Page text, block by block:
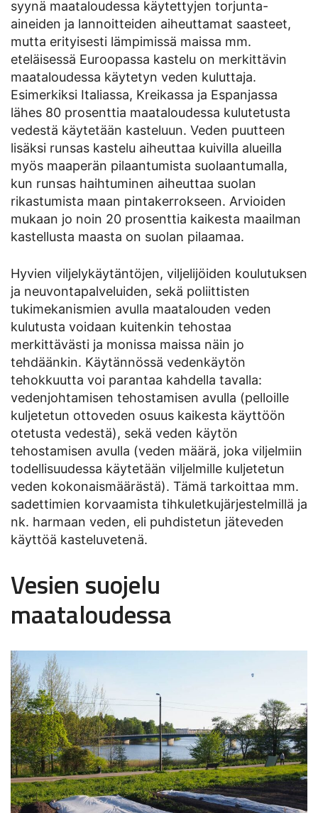
syynä maataloudessa käytettyjen torjunta-
aineiden ja lannoitteiden aiheuttamat saasteet,
mutta erityisesti lämpimissä maissa mm.
eteläisessä Euroopassa kastelu on merkittävin
maataloudessa käytetyn veden kuluttaja.
Esimerkiksi Italiassa, Kreikassa ja Espanjassa
lähes 80 prosenttia maataloudessa kulutetusta
vedestä käytetään kasteluun. Veden puutteen
lisäksi runsas kastelu aiheuttaa kuivilla alueilla
myös maaperän pilaantumista suolaantumalla,
kun runsas haihtuminen aiheuttaa suolan
rikastumista maan pintakerrokseen. Arvioiden
mukaan jo noin 20 prosenttia kaikesta maailman
kastellusta maasta on suolan pilaamaa.
Hyvien viljelykäytäntöjen, viljelijöiden koulutuksen
ja neuvontapalveluiden, sekä poliittisten
tukimekanismien avulla maatalouden veden
kulutusta voidaan kuitenkin tehostaa
merkittävästi ja monissa maissa näin jo
tehdäänkin. Käytännössä vedenkäytön
tehokkuutta voi parantaa kahdella tavalla:
vedenjohtamisen tehostamisen avulla (pelloille
kuljetetun ottoveden osuus kaikesta käyttöön
otetusta vedestä), sekä veden käytön
tehostamisen avulla (veden määrä, joka viljelmiin
todellisuudessa käytetään viljelmille kuljetetun
veden kokonaismäärästä). Tämä tarkoittaa mm.
sadettimien korvaamista tihkuletkujärjestelmillä ja
nk. harmaan veden, eli puhdistetun jäteveden
käyttöä kasteluvetenä.
Vesien suojelu
maataloudessa